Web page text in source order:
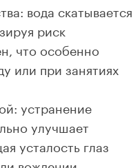
вода скатывается
риск
что особенно
или при занятиях
устранение
улучшает
усталость глаз